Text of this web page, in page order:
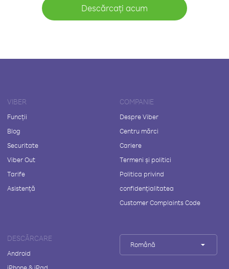
Descărcați acum
VIBER
Funcții
Blog
Securitate
Viber Out
Tarife
Asistență
COMPANIE
Despre Viber
Centru mărci
Cariere
Termeni și politici
Politica privind
confidențialitatea
Customer Complaints Code
DESCĂRCARE
Android
Română